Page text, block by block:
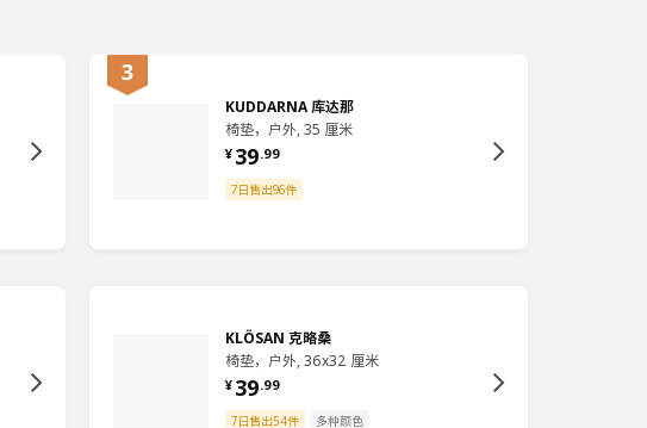
KUDDARNA 库达那
椅垫，户外, 35 厘米
¥ 39.99
7日售出96件
KLÖSAN 克略桑
椅垫，户外, 36x32 厘米
¥ 39.99
7日售出54件
多种颜色